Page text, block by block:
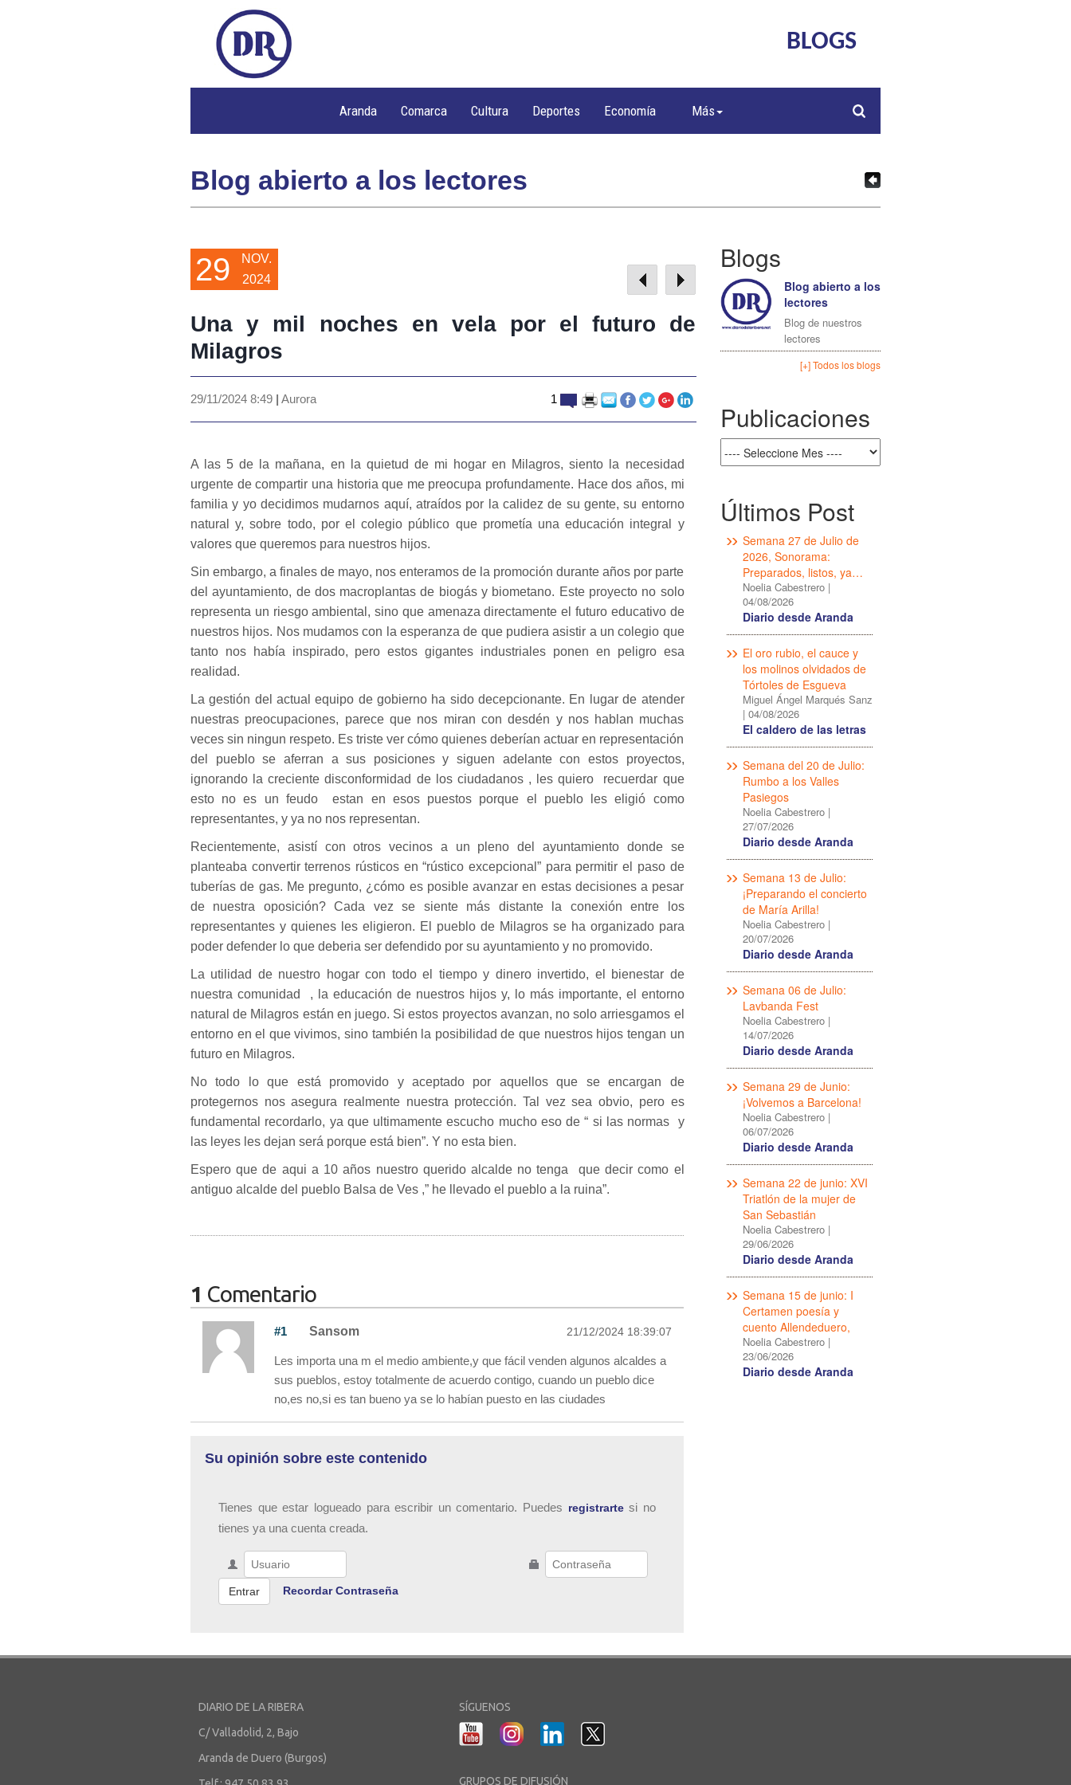
BLOGS
Aranda Comarca Cultura Deportes Economía Más
Blog abierto a los lectores
29
NOV.
2024
Una y mil noches en vela por el futuro de
Milagros
29/11/2024 8:49 | Aurora 1
A las 5 de la mañana, en la quietud de mi hogar en Milagros, siento la necesidad
urgente de compartir una historia que me preocupa profundamente. Hace dos años, mi
familia y yo decidimos mudarnos aquí, atraídos por la calidez de su gente, su entorno
natural y, sobre todo, por el colegio público que prometía una educación integral y
valores que queremos para nuestros hijos.
Sin embargo, a finales de mayo, nos enteramos de la promoción durante años por parte
del ayuntamiento, de dos macroplantas de biogás y biometano. Este proyecto no solo
representa un riesgo ambiental, sino que amenaza directamente el futuro educativo de
nuestros hijos. Nos mudamos con la esperanza de que pudiera asistir a un colegio que
tanto nos había inspirado, pero estos gigantes industriales ponen en peligro esa
realidad.
La gestión del actual equipo de gobierno ha sido decepcionante. En lugar de atender
nuestras preocupaciones, parece que nos miran con desdén y nos hablan muchas
veces sin ningun respeto. Es triste ver cómo quienes deberían actuar en representación
del pueblo se aferran a sus posiciones y siguen adelante con estos proyectos,
ignorando la creciente disconformidad de los ciudadanos , les quiero recuerdar que
esto no es un feudo estan en esos puestos porque el pueblo les eligió como
representantes, y ya no nos representan.
Recientemente, asistí con otros vecinos a un pleno del ayuntamiento donde se
planteaba convertir terrenos rústicos en “rústico excepcional” para permitir el paso de
tuberías de gas. Me pregunto, ¿cómo es posible avanzar en estas decisiones a pesar
de nuestra oposición? Cada vez se siente más distante la conexión entre los
representantes y quienes les eligieron. El pueblo de Milagros se ha organizado para
poder defender lo que deberia ser defendido por su ayuntamiento y no promovido.
La utilidad de nuestro hogar con todo el tiempo y dinero invertido, el bienestar de
nuestra comunidad , la educación de nuestros hijos y, lo más importante, el entorno
natural de Milagros están en juego. Si estos proyectos avanzan, no solo arriesgamos el
entorno en el que vivimos, sino también la posibilidad de que nuestros hijos tengan un
futuro en Milagros.
No todo lo que está promovido y aceptado por aquellos que se encargan de
protegernos nos asegura realmente nuestra protección. Tal vez sea obvio, pero es
fundamental recordarlo, ya que ultimamente escucho mucho eso de “ si las normas y
las leyes les dejan será porque está bien”. Y no esta bien.
Espero que de aqui a 10 años nuestro querido alcalde no tenga que decir como el
antiguo alcalde del pueblo Balsa de Ves ,” he llevado el pueblo a la ruina”.
1 Comentario
#1 Sansom 21/12/2024 18:39:07
Les importa una m el medio ambiente,y que fácil venden algunos alcaldes a
sus pueblos, estoy totalmente de acuerdo contigo, cuando un pueblo dice
no,es no,si es tan bueno ya se lo habían puesto en las ciudades
Su opinión sobre este contenido
Tienes que estar logueado para escribir un comentario. Puedes registrartesi no
tienes ya una cuenta creada.
Recordar Contraseña
Blogs
Blog abierto a los
lectores
Blog de nuestros
lectores
[+] Todos los blogs
Publicaciones
Últimos Post
Semana 27 de Julio de
2026, Sonorama:
Preparados, listos, ya…
Noelia Cabestrero|
04/08/2026
Diario desde Aranda
El oro rubio, el cauce y
los molinos olvidados de
Tórtoles de Esgueva
Miguel Ángel Marqués Sanz
| 04/08/2026
El caldero de las letras
Semana del 20 de Julio:
Rumbo a los Valles
Pasiegos
Noelia Cabestrero|
27/07/2026
Diario desde Aranda
Semana 13 de Julio:
¡Preparando el concierto
de María Arilla!
Noelia Cabestrero|
20/07/2026
Diario desde Aranda
Semana 06 de Julio:
Lavbanda Fest
Noelia Cabestrero|
14/07/2026
Diario desde Aranda
Semana 29 de Junio:
¡Volvemos a Barcelona!
Noelia Cabestrero|
06/07/2026
Diario desde Aranda
Semana 22 de junio: XVI
Triatlón de la mujer de
San Sebastián
Noelia Cabestrero|
29/06/2026
Diario desde Aranda
Semana 15 de junio: I
Certamen poesía y
cuento Allendeduero,
Noelia Cabestrero|
23/06/2026
Diario desde Aranda
DIARIO DE LA RIBERA
C/ Valladolid, 2, Bajo
Aranda de Duero (Burgos)
SÍGUENOS
GRUPOS DE DIFUSIÓN